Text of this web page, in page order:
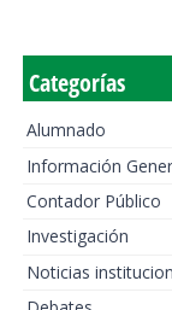
Categorías
Alumnado
Información
Contador Público
Investigación
Noticias